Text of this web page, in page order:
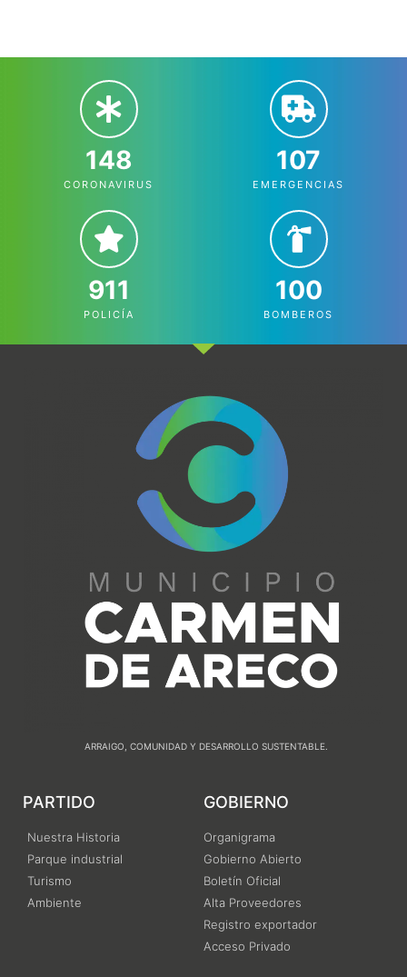
148
CORONAVIRUS
107
EMERGENCIAS
911
POLICÍA
100
BOMBEROS
ARRAIGO, COMUNIDAD Y DESARROLLO SUSTENTABLE.
PARTIDO
Nuestra Historia
Parque industrial
Turismo
Ambiente
GOBIERNO
Organigrama
Gobierno Abierto
Boletín Oficial
Alta Proveedores
Registro exportador
Acceso Privado